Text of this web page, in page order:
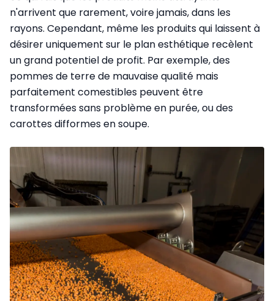
n'arrivent que rarement, voire jamais, dans les
rayons. Cependant, même les produits qui laissent à
désirer uniquement sur le plan esthétique recèlent
un grand potentiel de profit. Par exemple, des
pommes de terre de mauvaise qualité mais
parfaitement comestibles peuvent être
transformées sans problème en purée, ou des
carottes difformes en soupe.